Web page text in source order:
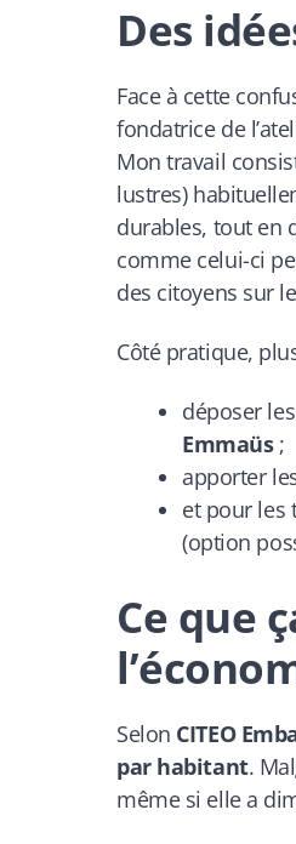
Des
Face à cette
fondatrice de
Mon travail
lustres)
durables, tout en
comme celui-ci
des citoyens sur
Côté pratique,
déposer
Emmaüs;
apporter
et pour les
(option
Ce que
Selon CITEO
par habitant.
même si elle a